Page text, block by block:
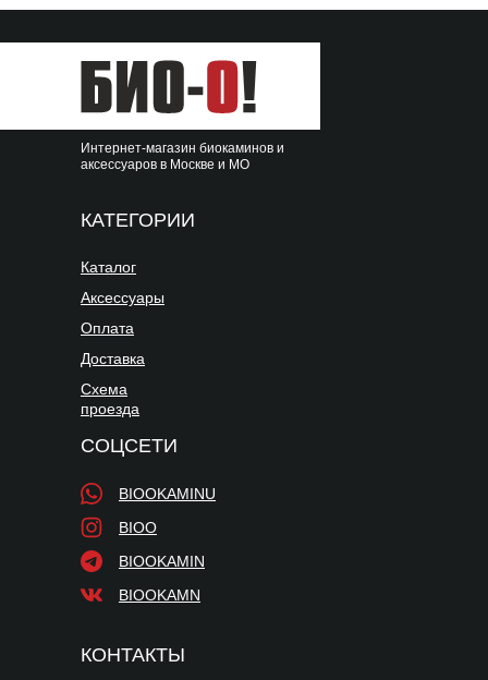
КОНТАКТЫ
КАТЕГОРИИ
Аксессуары
Каталог
Оплата
Доставка
Схема
проезда
СОЦСЕТИ
BIOO
BIOOKAMINU
Интернет-магазин биокаминов и
аксессуаров в Москве и МО
BIOOKAMIN
BIOOKAMN